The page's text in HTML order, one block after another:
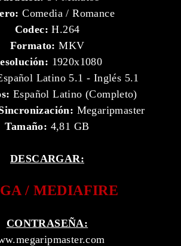
Comedia / Romance
Codec:H.264
Formato: MKV
1920x1080
Latino 5.1 - Inglés 5.1
Español Latino (Completo)
Megaripmaster
Tamaño: 4,81 GB
DESCARGAR:
/ MEDIAFIRE
CONTRASEÑA: